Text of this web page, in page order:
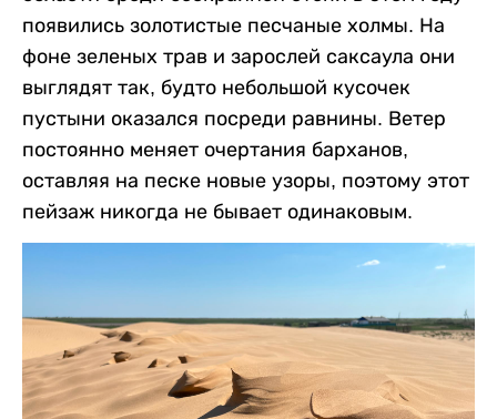
появились золотистые песчаные холмы. На
фоне зеленых трав и зарослей саксаула они
выглядят так, будто небольшой кусочек
пустыни оказался посреди равнины. Ветер
постоянно меняет очертания барханов,
оставляя на песке новые узоры, поэтому этот
пейзаж никогда не бывает одинаковым.